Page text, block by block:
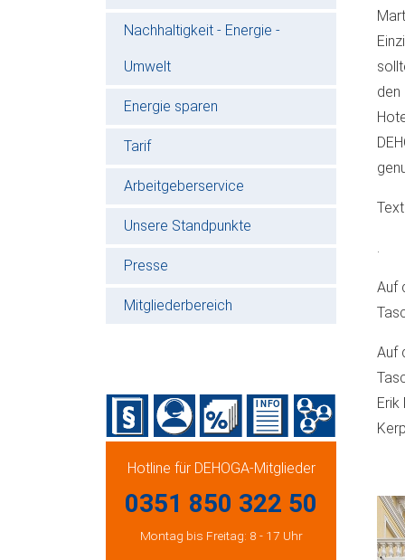
Nachhaltigkeit - Energie -
Umwelt
Energie sparen
Tarif
Arbeitgeberservice
Unsere Standpunkte
Presse
Mitgliederbereich
Hotline für DEHOGA-Mitglieder
0351 850 322 50
Montag bis Freitag: 8 - 17 Uhr
den
Auf
Auf
Erik